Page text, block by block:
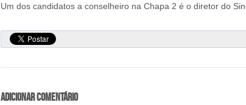
Um dos candidatos a conselheiro na Chapa 2 é o diretor do
Adicionar comentário